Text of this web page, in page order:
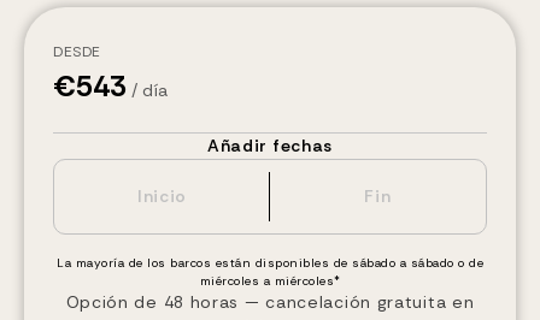
DESDE
€543 / día
Añadir fechas
La mayoría de los barcos están disponibles de sábado a sábado o de
miércoles a miércoles*
Opción de 48 horas — cancelación gratuita en